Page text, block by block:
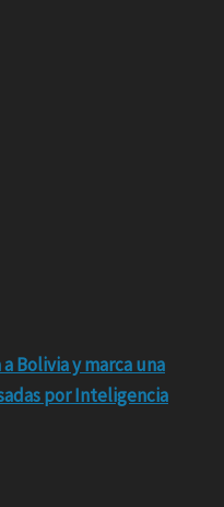
Bolivia y marca una
por Inteligencia